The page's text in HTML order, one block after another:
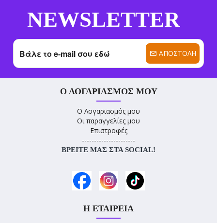
NEWSLETTER
ΑΠΟΣΤΟΛΉ
Ο ΛΟΓΑΡΙΑΣΜΌΣ ΜΟΥ
Ο Λογαριασμός μου
Οι παραγγελίες μου
Επιστροφές
----------------------
ΒΡΕΊΤΕ ΜΑΣ ΣΤΑ SOCIAL!
Η ΕΤΑΙΡΕΊΑ